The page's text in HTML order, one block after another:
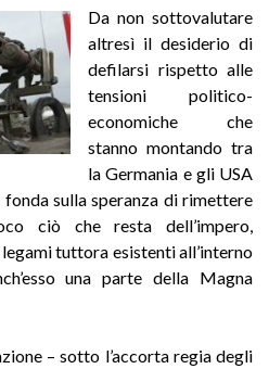
Da non sottovalutare
altresì il desiderio di
defilarsi rispetto alle
tensioni politico-
economiche che
stanno montando tra
la Germania e gli USA
sulla speranza di rimettere
ciò che resta dell’impero,
tuttora esistenti all’interno
una parte della Magna
– sotto l’accorta regia degli